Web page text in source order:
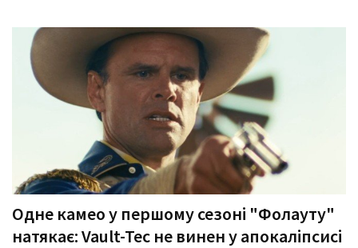
Одне камео у першому сезоні "Фолауту"
натякає: Vault-Tec не винен у апокаліпсисі